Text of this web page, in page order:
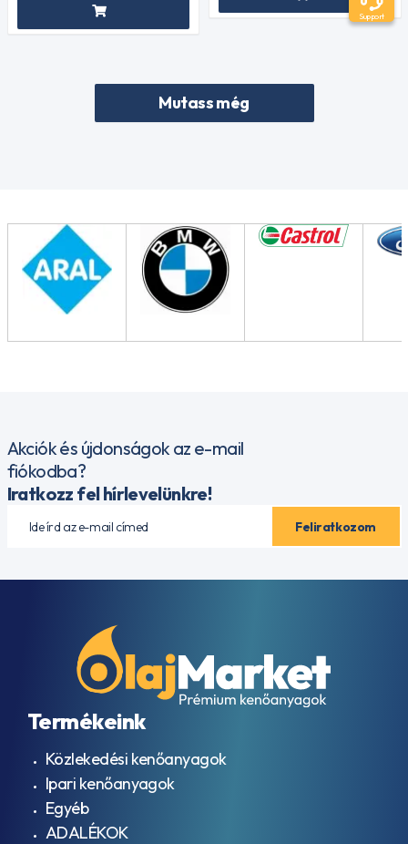
Mutass még
Akciók és újdonságok az e-mail
fiókodba?
Iratkozz fel hírlevelünkre!
Termékeink
Közlekedési kenőanyagok
Ipari kenőanyagok
Egyéb
ADALÉKOK
Support